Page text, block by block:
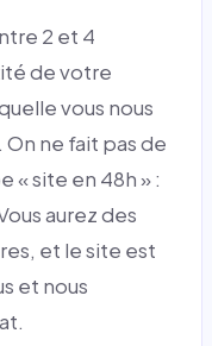
2 et 4
de votre
vous nous
ne fait pas de
« site en 48h » :
aurez des
et le site est
et nous